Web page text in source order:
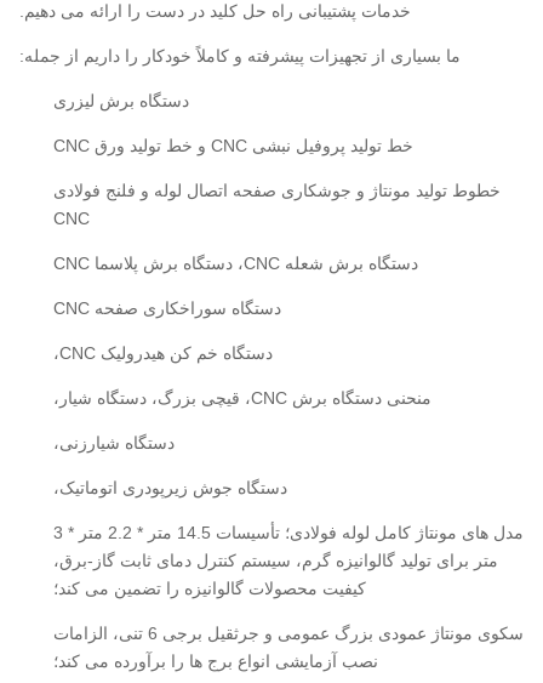
خدمات پشتیبانی راه حل کلید در دست را ارائه می دهیم.
ما بسیاری از تجهیزات پیشرفته و کاملاً خودکار را داریم از جمله:
دستگاه برش لیزری
خط تولید پروفیل نبشی CNC و خط تولید ورق CNC
خطوط تولید مونتاژ و جوشکاری صفحه اتصال لوله و فلنج فولادی
CNC
دستگاه برش شعله CNC، دستگاه برش پلاسما CNC
دستگاه سوراخکاری صفحه CNC
دستگاه خم کن هیدرولیک CNC،
منحنی دستگاه برش CNC، قیچی بزرگ، دستگاه شیار،
دستگاه شیارزنی،
دستگاه جوش زیرپودری اتوماتیک،
مدل های مونتاژ کامل لوله فولادی؛ تأسیسات 14.5 متر * 2.2 متر * 3
متر برای تولید گالوانیزه گرم، سیستم کنترل دمای ثابت گاز-برق،
کیفیت محصولات گالوانیزه را تضمین می کند؛
سکوی مونتاژ عمودی بزرگ عمومی و جرثقیل برجی 6 تنی، الزامات
نصب آزمایشی انواع برج ها را برآورده می کند؛